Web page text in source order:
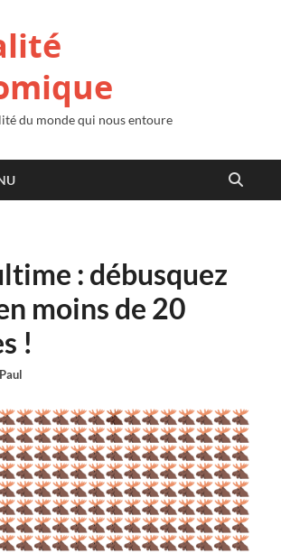
du monde qui nous entoure
: débusquez
moins de 20
!
Paul